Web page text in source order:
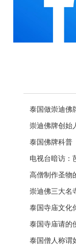
泰国做崇迪佛
崇迪佛牌创
泰国佛牌科普
四面神前三高
电视台暗访：
牌高于常价
高僧制作圣物
崇迪佛三大名
泰国寺庙文化
泰国寺庙请的
泰国僧人称谓